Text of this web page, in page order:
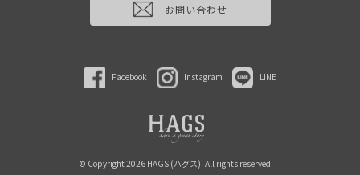
お問い合わせ
Facebook Instagram LINE
© Copyright 2026 HAGS (ハグス). All rights reserved.